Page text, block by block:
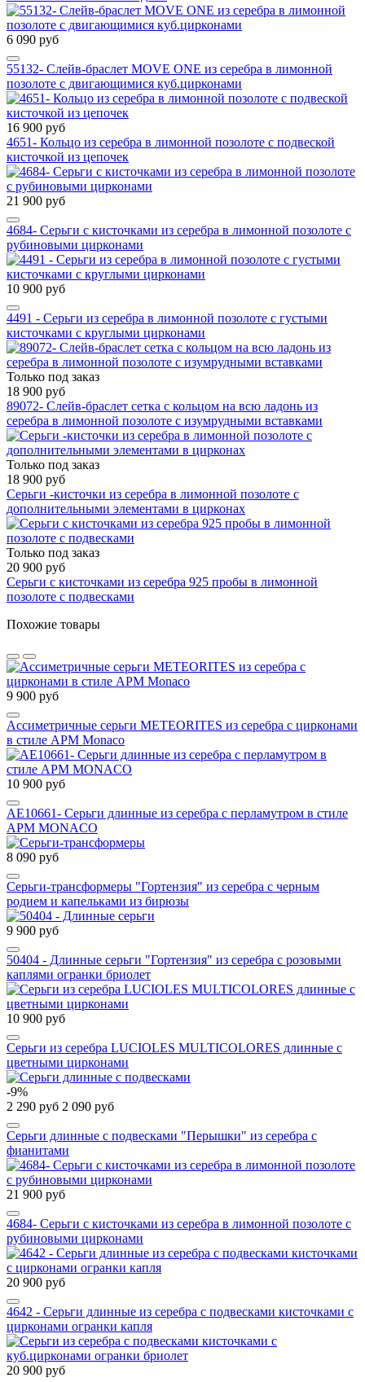
6 090 руб
55132- Слейв-браслет MOVE ONE из серебра в лимонной
позолоте с двигающимися куб.цирконами
16 900 руб
4651- Кольцо из серебра в лимонной позолоте с подвеской
кисточкой из цепочек
21 900 руб
4684- Серьги с кисточками из серебра в лимонной позолоте с
рубиновыми цирконами
10 900 руб
4491 - Серьги из серебра в лимонной позолоте с густыми
кисточками с круглыми цирконами
Только под заказ
18 900 руб
89072- Слейв-браслет сетка с кольцом на всю ладонь из
серебра в лимонной позолоте с изумрудными вставками
Только под заказ
18 900 руб
Серьги -кисточки из серебра в лимонной позолоте с
дополнительными элементами в цирконах
Только под заказ
20 900 руб
Серьги с кисточками из серебра 925 пробы в лимонной
позолоте с подвесками
Похожие товары
9 900 руб
Ассиметричные серьги METEORITES из серебра с цирконами
в стиле APM Monaco
10 900 руб
AE10661- Серьги длинные из серебра с перламутром в стиле
APM MONACO
8 090 руб
Серьги-трансформеры "Гортензия" из серебра с черным
родием и капельками из бирюзы
9 900 руб
50404 - Длинные серьги "Гортензия" из серебра с розовыми
каплями огранки бриолет
10 900 руб
Серьги из серебра LUCIOLES MULTICOLORES длинные с
цветными цирконами
-9%
2 290 руб 2 090 руб
Серьги длинные с подвесками "Перышки" из серебра с
фианитами
21 900 руб
4684- Серьги с кисточками из серебра в лимонной позолоте с
рубиновыми цирконами
20 900 руб
4642 - Серьги длинные из серебра с подвесками кисточками с
цирконами огранки капля
20 900 руб